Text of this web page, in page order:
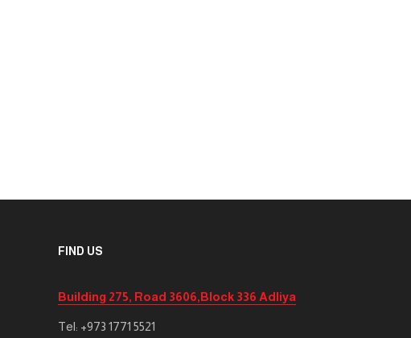
FIND US
Building 275, Road 3606,Block 336 Adliya
Tel: +973 1771 5521